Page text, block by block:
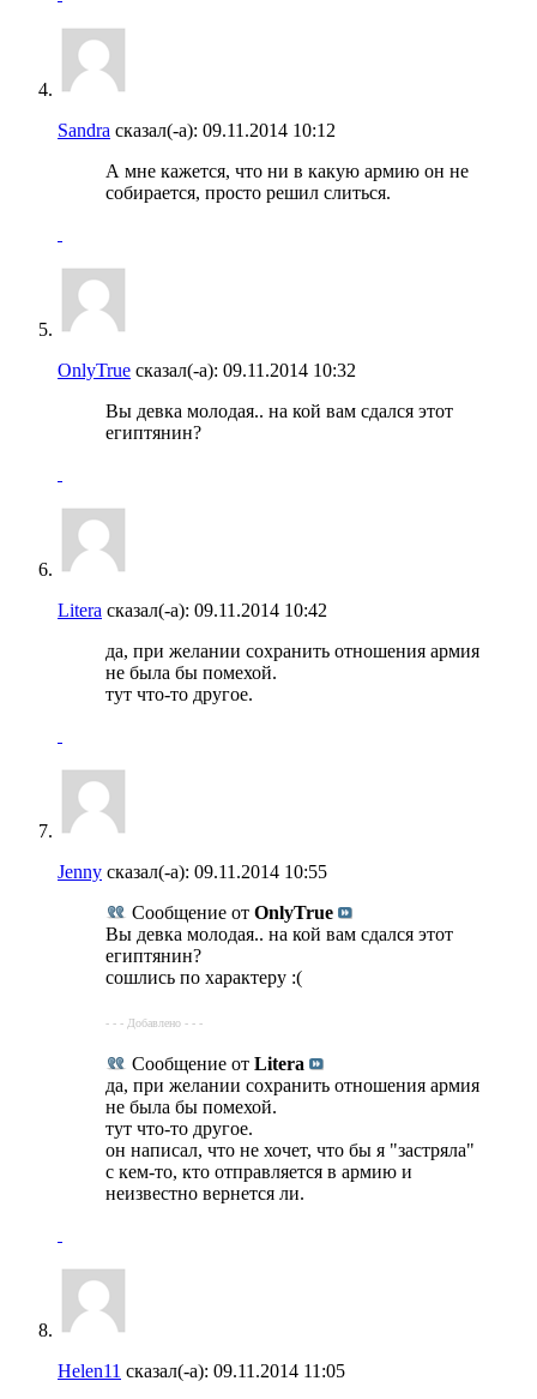
Sandra сказал(-а): 09.11.2014 10:12
А мне кажется, что ни в какую армию он не
собирается, просто решил слиться.
OnlyTrue сказал(-а): 09.11.2014 10:32
Вы девка молодая.. на кой вам сдался этот
египтянин?
Litera сказал(-а): 09.11.2014 10:42
да, при желании сохранить отношения армия
не была бы помехой.
тут что-то другое.
Jenny сказал(-а): 09.11.2014 10:55
Сообщение от OnlyTrue
Вы девка молодая.. на кой вам сдался этот
египтянин?
сошлись по характеру :(
- - - Добавлено - - -
Сообщение от Litera
да, при желании сохранить отношения армия
не была бы помехой.
тут что-то другое.
он написал, что не хочет, что бы я "застряла"
с кем-то, кто отправляется в армию и
неизвестно вернется ли.
Helen11 сказал(-а): 09.11.2014 11:05